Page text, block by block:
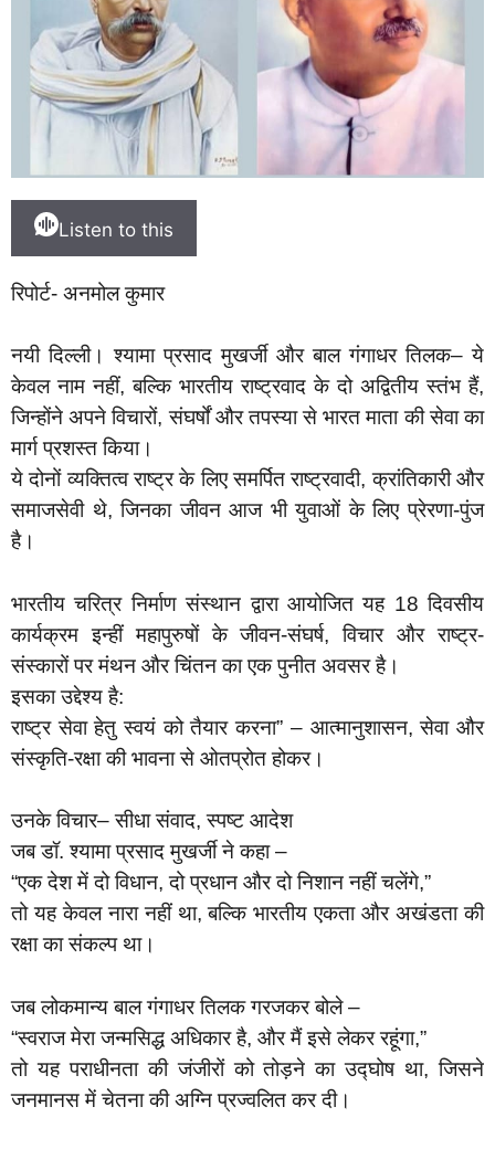
Listen to this
रिपोर्ट- अनमोल कुमार
नयी दिल्ली। श्यामा प्रसाद मुखर्जी और बाल गंगाधर तिलक– ये
केवल नाम नहीं, बल्कि भारतीय राष्ट्रवाद के दो अद्वितीय स्तंभ हैं,
जिन्होंने अपने विचारों, संघर्षों और तपस्या से भारत माता की सेवा का
मार्ग प्रशस्त किया।
ये दोनों व्यक्तित्व राष्ट्र के लिए समर्पित राष्ट्रवादी, क्रांतिकारी और
समाजसेवी थे, जिनका जीवन आज भी युवाओं के लिए प्रेरणा-पुंज
है।
भारतीय चरित्र निर्माण संस्थान द्वारा आयोजित यह 18 दिवसीय
कार्यक्रम इन्हीं महापुरुषों के जीवन-संघर्ष, विचार और राष्ट्र-
संस्कारों पर मंथन और चिंतन का एक पुनीत अवसर है।
इसका उद्देश्य है:
राष्ट्र सेवा हेतु स्वयं को तैयार करना” – आत्मानुशासन, सेवा और
संस्कृति-रक्षा की भावना से ओतप्रोत होकर।
उनके विचार– सीधा संवाद, स्पष्ट आदेश
जब डॉ. श्यामा प्रसाद मुखर्जी ने कहा –
“एक देश में दो विधान, दो प्रधान और दो निशान नहीं चलेंगे,”
तो यह केवल नारा नहीं था, बल्कि भारतीय एकता और अखंडता की
रक्षा का संकल्प था।
जब लोकमान्य बाल गंगाधर तिलक गरजकर बोले –
“स्वराज मेरा जन्मसिद्ध अधिकार है, और मैं इसे लेकर रहूंगा,”
तो यह पराधीनता की जंजीरों को तोड़ने का उद्घोष था, जिसने
जनमानस में चेतना की अग्नि प्रज्वलित कर दी।